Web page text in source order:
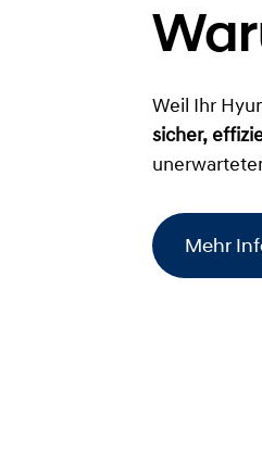
Weil Ihr
sicher,
Mehr